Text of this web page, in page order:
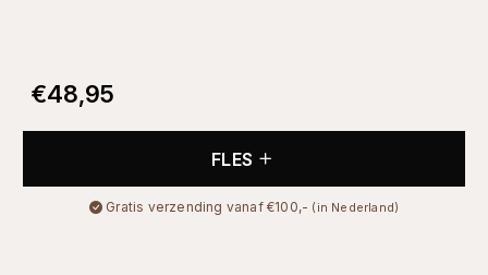
€48,95
FLES
Gratis verzending vanaf €100,- (in Nederland)